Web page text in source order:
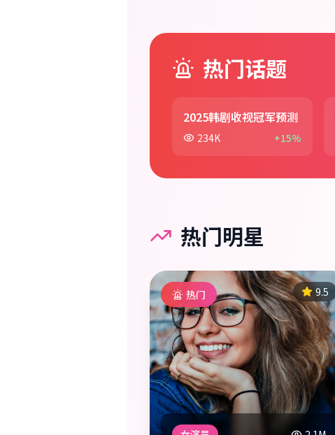
热门话题
2025韩剧收视冠军预测
234K +15%
热门明星
热门 9.5